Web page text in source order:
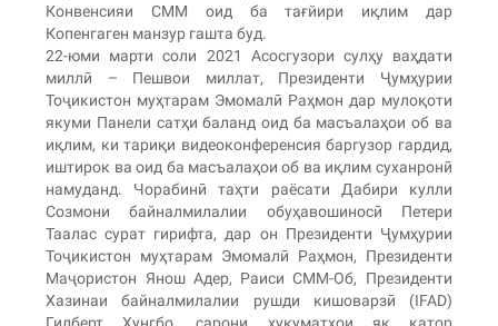
Конвенсияи СММ оид ба тағйири иқлим дар
Копенгаген манзур гашта буд.
22-юми марти соли 2021 Асосгузори сулҳу ваҳдати
миллӣ – Пешвои миллат, Президенти Ҷумҳурии
Тоҷикистон муҳтарам Эмомалӣ Раҳмон дар мулоқоти
якуми Панели сатҳи баланд оид ба масъалаҳои об ва
иқлим, ки тариқи видеоконференсия баргузор гардид,
иштирок ва оид ба масъалаҳои об ва иқлим суханронӣ
намуданд. Чорабинӣ таҳти раёсати Дабири кулли
Созмони байналмилалии обуҳавошиносӣ Петери
Таалас сурат гирифта, дар он Президенти Ҷумҳурии
Тоҷикистон муҳтарам Эмомалӣ Раҳмон, Президенти
Маҷористон Янош Адер, Раиси СММ-Об, Президенти
Хазинаи байналмилалии рушди кишоварзӣ (IFAD)
Гилберт Ҳунгбо, сарони ҳукуматҳои як қатор